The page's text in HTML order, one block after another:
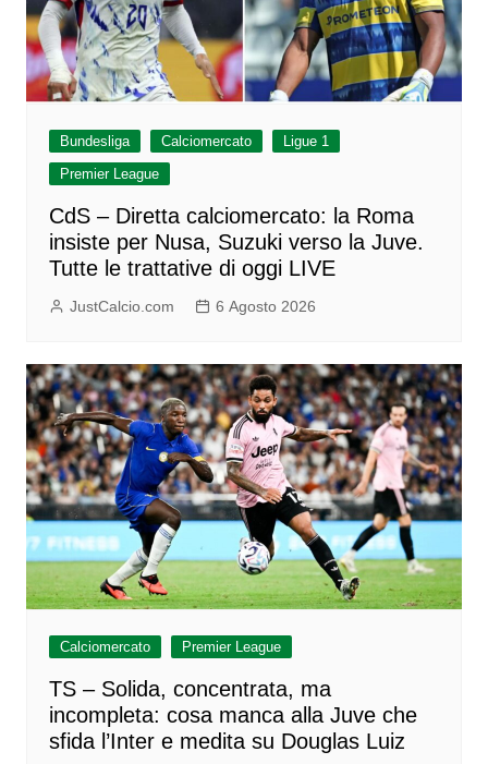
Bundesliga Calciomercato
Ligue 1
Premier League
CdS – Diretta calciomercato: la Roma
insiste per Nusa, Suzuki verso la Juve.
Tutte le trattative di oggi LIVE
JustCalcio.com 6 Agosto 2026
Calciomercato Premier League
TS – Solida, concentrata, ma
incompleta: cosa manca alla Juve che
sfida l’Inter e medita su Douglas Luiz